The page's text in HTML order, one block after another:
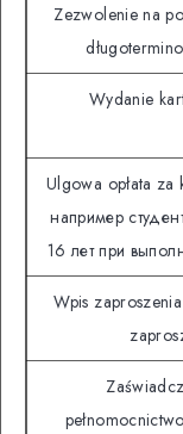
Zezwolenie na
Wydanie
Ulgowa opłata
например
16 лет при
Wpis